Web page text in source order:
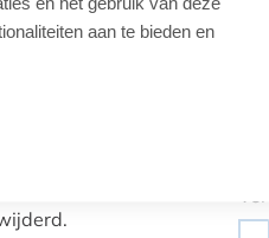
over
algen naar
aan te bieden en